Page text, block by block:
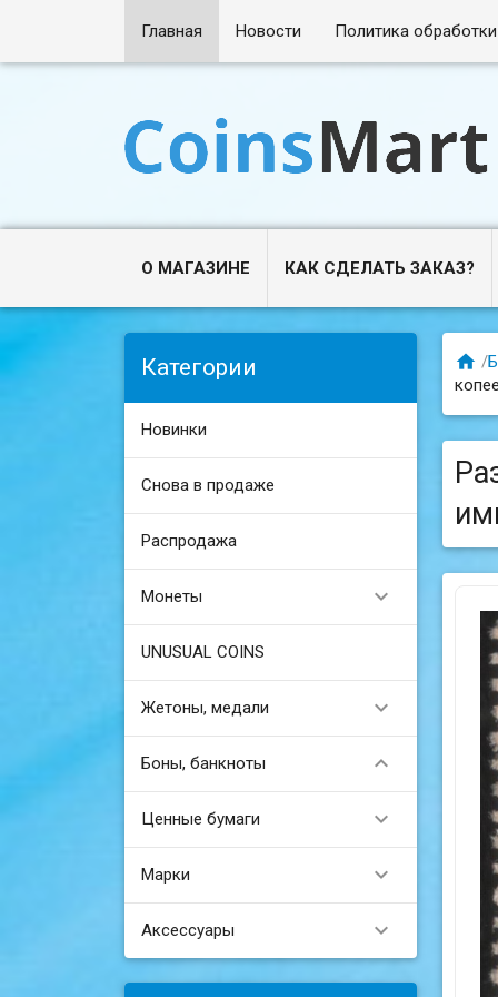
Главная Новости Политика
О МАГАЗИНЕ КАК СДЕЛАТЬ ЗАКАЗ?
Категории
Новинки
Снова в продаже
Распродажа
Монеты 
UNUSUAL COINS
Жетоны, медали 
Боны, банкноты 
Ценные бумаги 
Марки 
Аксессуары 
 /